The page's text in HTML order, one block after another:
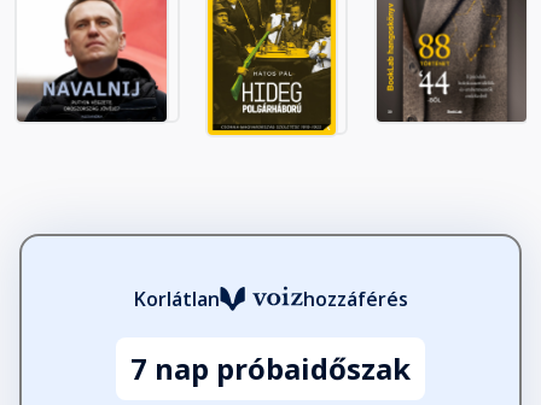
Korlátlan hozzáférés
7 nap próbaidőszak